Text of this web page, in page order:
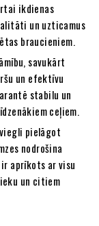
ikdienas
un uzticamus
braucieniem.
savukārt
un efektīvu
stabilu un
ceļiem.
pielāgot
nodrošina
aprīkots ar visu
un citiem